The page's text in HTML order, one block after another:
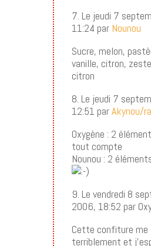
7. Le jeudi 7
11:24 par Nounou
Sucre, melon,
vanille, citron,
citron
8. Le jeudi 7
12:51 parAkynou/
Oxygène : 2
tout compte
Nounou : 2
9. Le vendredi 8
2006, 18:52 par
Cette confiture
terriblement et